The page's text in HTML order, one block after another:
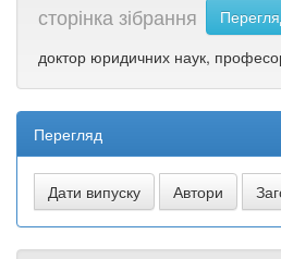
сторінка зібрання
доктор юридичних наук,
Перегляд